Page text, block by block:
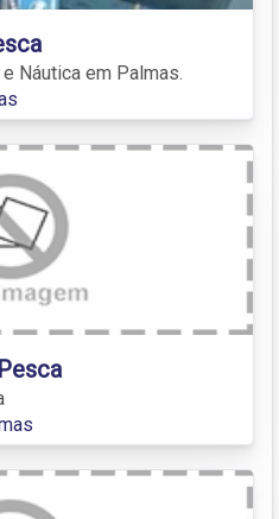
Náutica em Palmas.